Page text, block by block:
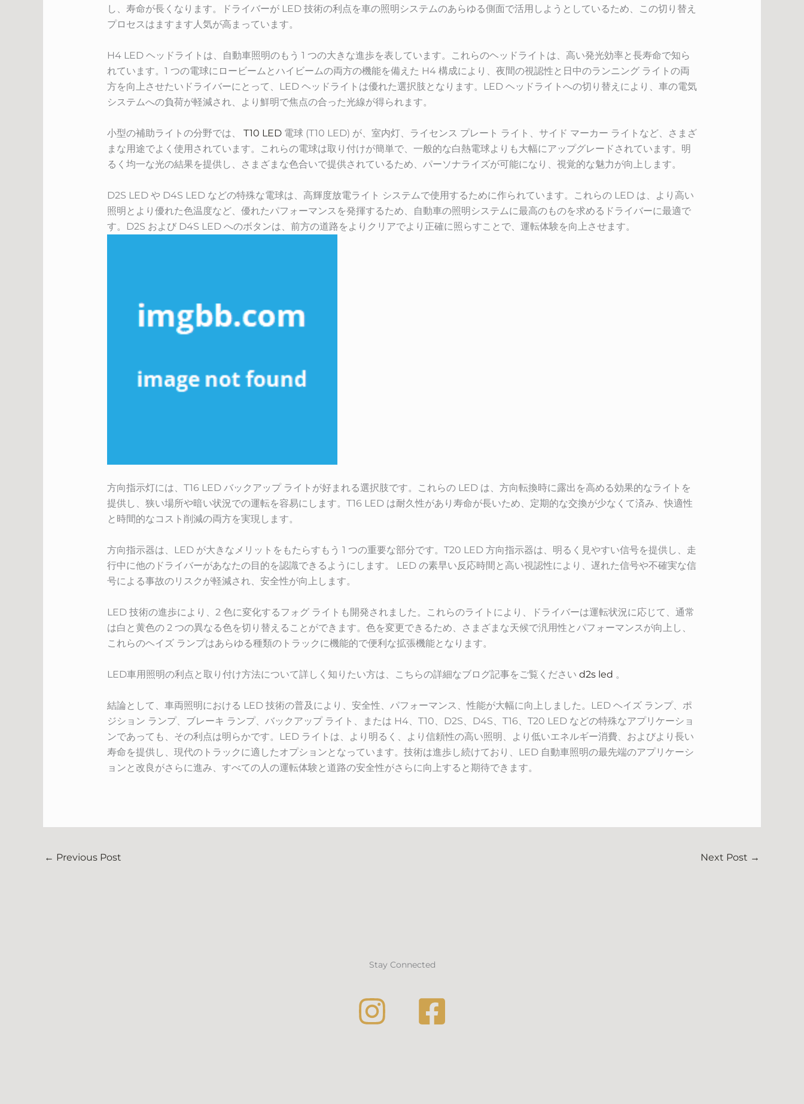
し、寿命が長くなります。ドライバーが LED 技術の利点を車の照明システムのあらゆる側面で活用しようとしているため、この切り替え
プロセスはますます人気が高まっています。
H4 LED ヘッドライトは、自動車照明のもう 1 つの大きな進歩を表しています。これらのヘッドライトは、高い発光効率と長寿命で知ら
れています。1 つの電球にロービームとハイビームの両方の機能を備えた H4 構成により、夜間の視認性と日中のランニング ライトの両
方を向上させたいドライバーにとって、LED ヘッドライトは優れた選択肢となります。LED ヘッドライトへの切り替えにより、車の電気
システムへの負荷が軽減され、より鮮明で焦点の合った光線が得られます。
小型の補助ライトの分野では、 T10 LED電球 (T10 LED) が、室内灯、ライセンス プレート ライト、サイド マーカー ライトなど、さまざ
まな用途でよく使用されています。これらの電球は取り付けが簡単で、一般的な白熱電球よりも大幅にアップグレードされています。明
るく均一な光の結果を提供し、さまざまな色合いで提供されているため、パーソナライズが可能になり、視覚的な魅力が向上します。
D2S LED や D4S LED などの特殊な電球は、高輝度放電ライト システムで使用するために作られています。これらの LED は、より高い
照明とより優れた色温度など、優れたパフォーマンスを発揮するため、自動車の照明システムに最高のものを求めるドライバーに最適で
す。D2S および D4S LED へのボタンは、前方の道路をよりクリアでより正確に照らすことで、運転体験を向上させます。
方向指示灯には、T16 LED バックアップ ライトが好まれる選択肢です。これらの LED は、方向転換時に露出を高める効果的なライトを
提供し、狭い場所や暗い状況での運転を容易にします。T16 LED は耐久性があり寿命が長いため、定期的な交換が少なくて済み、快適性
と時間的なコスト削減の両方を実現します。
方向指示器は、LED が大きなメリットをもたらすもう 1 つの重要な部分です。T20 LED 方向指示器は、明るく見やすい信号を提供し、走
行中に他のドライバーがあなたの目的を認識できるようにします。 LED の素早い反応時間と高い視認性により、遅れた信号や不確実な信
号による事故のリスクが軽減され、安全性が向上します。
LED 技術の進歩により、2 色に変化するフォグ ライトも開発されました。これらのライトにより、ドライバーは運転状況に応じて、通常
は白と黄色の 2 つの異なる色を切り替えることができます。色を変更できるため、さまざまな天候で汎用性とパフォーマンスが向上し、
これらのヘイズ ランプはあらゆる種類のトラックに機能的で便利な拡張機能となります。
LED車用照明の利点と取り付け方法について詳しく知りたい方は、こちらの詳細なブログ記事をご覧ください d2s led 。
結論として、車両照明における LED 技術の普及により、安全性、パフォーマンス、性能が大幅に向上しました。LED ヘイズ ランプ、ポ
ジション ランプ、ブレーキ ランプ、バックアップ ライト、または H4、T10、D2S、D4S、T16、T20 LED などの特殊なアプリケーショ
ンであっても、その利点は明らかです。LED ライトは、より明るく、より信頼性の高い照明、より低いエネルギー消費、およびより長い
寿命を提供し、現代のトラックに適したオプションとなっています。技術は進歩し続けており、LED 自動車照明の最先端のアプリケーシ
ョンと改良がさらに進み、すべての人の運転体験と道路の安全性がさらに向上すると期待できます。
← Previous Post Next Post →
Stay Connected